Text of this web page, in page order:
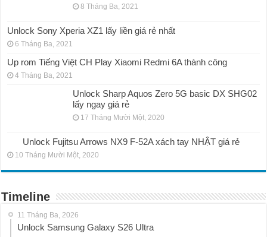
8 Tháng Ba, 2021
Unlock Sony Xperia XZ1 lấy liền giá rẻ nhất
6 Tháng Ba, 2021
Up rom Tiếng Việt CH Play Xiaomi Redmi 6A thành công
4 Tháng Ba, 2021
Unlock Sharp Aquos Zero 5G basic DX SHG02
lấy ngay giá rẻ
17 Tháng Mười Một, 2020
Unlock Fujitsu Arrows NX9 F-52A xách tay NHẬT giá rẻ
10 Tháng Mười Một, 2020
Timeline
11 Tháng Ba, 2026
Unlock Samsung Galaxy S26 Ultra